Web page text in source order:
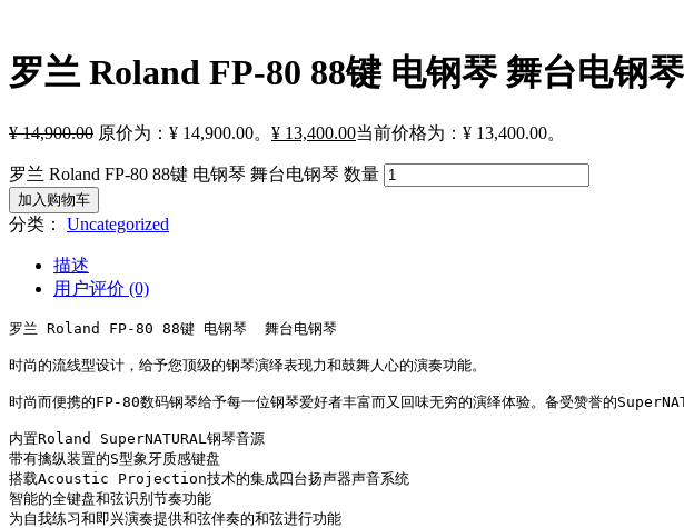
罗兰 Roland FP-80 88键 电钢琴 舞台电钢琴
¥14,900.00 原价为：¥ 14,900.00。 ¥ 13,400.00当前价格为：¥ 13,400.00。
罗兰 Roland FP-80 88键 电钢琴 舞台电钢琴 数量
加入购物车
分类： Uncategorized
描述
用户评价 (0)
罗兰 Roland FP-80 88键 电钢琴  舞台电钢琴
时尚的流线型设计，给予您顶级的钢琴演绎表现力和鼓舞人心的演奏功能。
时尚而便携的FP-80数码钢琴给予每一位钢琴爱好者丰富而又回味无穷的演绎体验。备受赞誉的
内置Roland SuperNATURAL钢琴音源
带有擒纵装置的S型象牙质感键盘
搭载Acoustic Projection技术的集成四台扬声器声音系统
智能的全键盘和弦识别节奏功能
为自我练习和即兴演奏提供和弦伴奏的和弦进行功能